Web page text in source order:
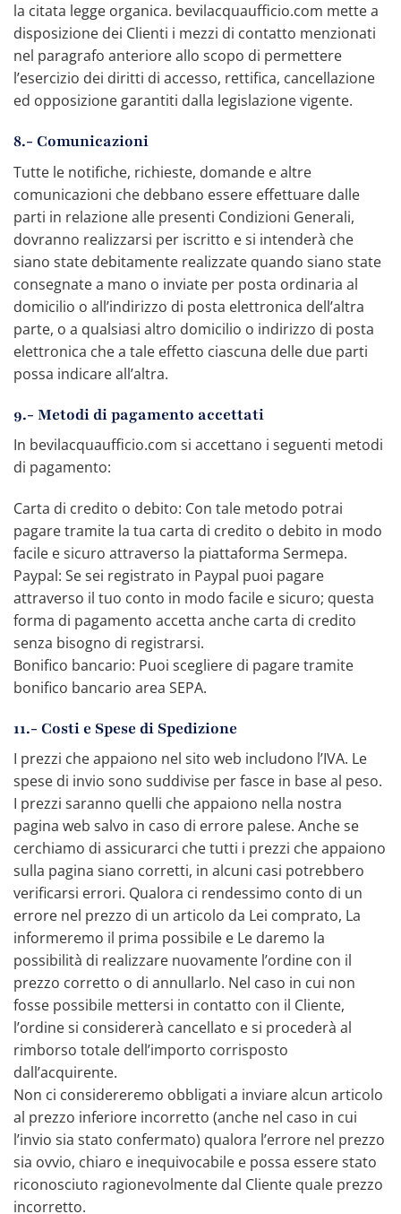
la citata legge organica. bevilacquaufficio.com mette a
disposizione dei Clienti i mezzi di contatto menzionati
nel paragrafo anteriore allo scopo di permettere
l’esercizio dei diritti di accesso, rettifica, cancellazione
ed opposizione garantiti dalla legislazione vigente.
8.- Comunicazioni
Tutte le notifiche, richieste, domande e altre
comunicazioni che debbano essere effettuare dalle
parti in relazione alle presenti Condizioni Generali,
dovranno realizzarsi per iscritto e si intenderà che
siano state debitamente realizzate quando siano state
consegnate a mano o inviate per posta ordinaria al
domicilio o all’indirizzo di posta elettronica dell’altra
parte, o a qualsiasi altro domicilio o indirizzo di posta
elettronica che a tale effetto ciascuna delle due parti
possa indicare all’altra.
9.- Metodi di pagamento accettati
In bevilacquaufficio.com si accettano i seguenti metodi
di pagamento:
Carta di credito o debito: Con tale metodo potrai
pagare tramite la tua carta di credito o debito in modo
facile e sicuro attraverso la piattaforma Sermepa.
Paypal: Se sei registrato in Paypal puoi pagare
attraverso il tuo conto in modo facile e sicuro; questa
forma di pagamento accetta anche carta di credito
senza bisogno di registrarsi.
Bonifico bancario: Puoi scegliere di pagare tramite
bonifico bancario area SEPA.
11.- Costi e Spese di Spedizione
I prezzi che appaiono nel sito web includono l’IVA. Le
spese di invio sono suddivise per fasce in base al peso.
I prezzi saranno quelli che appaiono nella nostra
pagina web salvo in caso di errore palese. Anche se
cerchiamo di assicurarci che tutti i prezzi che appaiono
sulla pagina siano corretti, in alcuni casi potrebbero
verificarsi errori. Qualora ci rendessimo conto di un
errore nel prezzo di un articolo da Lei comprato, La
informeremo il prima possibile e Le daremo la
possibilità di realizzare nuovamente l’ordine con il
prezzo corretto o di annullarlo. Nel caso in cui non
fosse possibile mettersi in contatto con il Cliente,
l’ordine si considererà cancellato e si procederà al
rimborso totale dell’importo corrisposto
dall’acquirente.
Non ci considereremo obbligati a inviare alcun articolo
al prezzo inferiore incorretto (anche nel caso in cui
l’invio sia stato confermato) qualora l’errore nel prezzo
sia ovvio, chiaro e inequivocabile e possa essere stato
riconosciuto ragionevolmente dal Cliente quale prezzo
incorretto.